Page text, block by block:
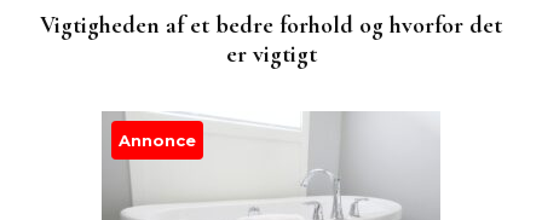
Vigtigheden af et bedre forhold og hvorfor det
er vigtigt
Annonce